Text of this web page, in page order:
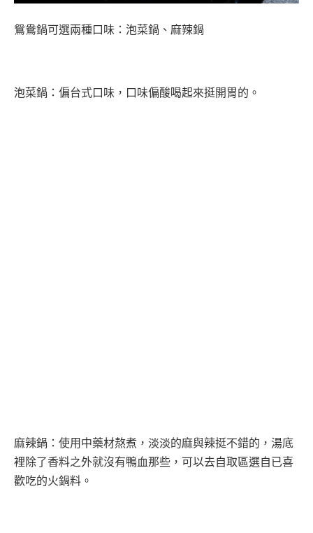
鴛鴦鍋可選兩種口味：泡菜鍋、麻辣鍋
泡菜鍋：偏台式口味，口味偏酸喝起來挺開胃的。
麻辣鍋：使用中藥材熬煮，淡淡的麻與辣挺不錯的，湯底
裡除了香料之外就沒有鴨血那些，可以去自取區選自已喜
歡吃的火鍋料。